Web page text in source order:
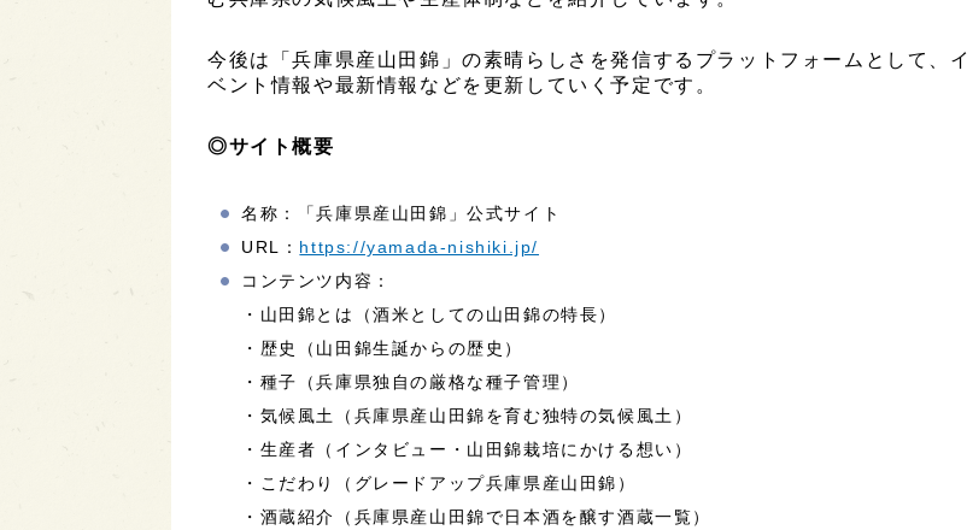
今後は「兵庫県産山田錦」の素晴らしさを発信するプラットフォームとして、イ
ベント情報や最新情報などを更新していく予定です。
◎サイト概要
名称：「兵庫県産山田錦」公式サイト
URL： https://yamada-nishiki.jp/
コンテンツ内容：
・山田錦とは（酒米としての山田錦の特長）
・歴史（山田錦生誕からの歴史）
・種子（兵庫県独自の厳格な種子管理）
・気候風土（兵庫県産山田錦を育む独特の気候風土）
・生産者（インタビュー・山田錦栽培にかける想い）
・こだわり（グレードアップ兵庫県産山田錦）
・酒蔵紹介（兵庫県産山田錦で日本酒を醸す酒蔵一覧）